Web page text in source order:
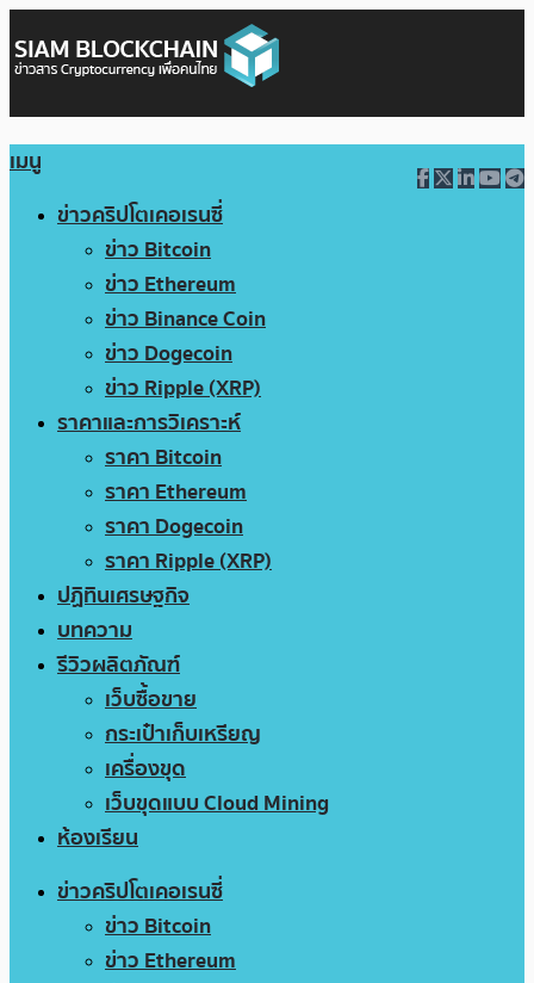
เมนู
ข่าวคริปโตเคอเรนซี่
ข่าว Bitcoin
ข่าว Ethereum
ข่าว Binance Coin
ข่าว Dogecoin
ข่าว Ripple (XRP)
ราคาและการวิเคราะห์
ราคา Bitcoin
ราคา Ethereum
ราคา Dogecoin
ราคา Ripple (XRP)
ปฏิทินเศรษฐกิจ
บทความ
รีวิวผลิตภัณฑ์
เว็บซื้อขาย
กระเป๋าเก็บเหรียญ
เครื่องขุด
เว็บขุดแบบ Cloud Mining
ห้องเรียน
ข่าวคริปโตเคอเรนซี่
ข่าว Bitcoin
ข่าว Ethereum